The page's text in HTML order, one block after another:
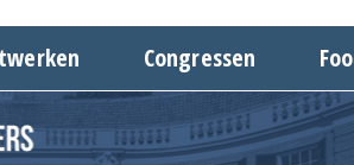
Congressen